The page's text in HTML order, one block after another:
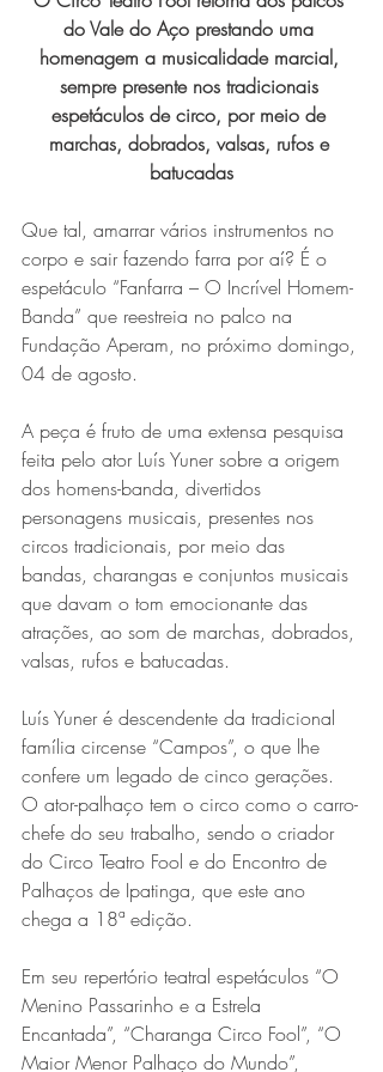
Série MPB abre temporada de
shows em Ipatinga com Flávio
Venturini
do Vale do Aço prestando uma
homenagem a musicalidade marcial,
sempre presente nos tradicionais
espetáculos de circo, por meio de
marchas, dobrados, valsas, rufos e
batucadas
Que tal, amarrar vários instrumentos no
corpo e sair fazendo farra por aí? É o
espetáculo “Fanfarra – O Incrível Homem-
Banda” que reestreia no palco na
Fundação Aperam, no próximo domingo,
04 de agosto.
A peça é fruto de uma extensa pesquisa
feita pelo ator Luís Yuner sobre a origem
dos homens-banda, divertidos
personagens musicais, presentes nos
circos tradicionais, por meio das
bandas, charangas e conjuntos musicais
que davam o tom emocionante das
atrações, ao som de marchas, dobrados,
valsas, rufos e batucadas.
Luís Yuner é descendente da tradicional
família circense “Campos”, o que lhe
confere um legado de cinco gerações.
O ator-palhaço tem o circo como o carro-
chefe do seu trabalho, sendo o criador
do Circo Teatro Fool e do Encontro de
Palhaços de Ipatinga, que este ano
chega a 18ª edição.
Em seu repertório teatral espetáculos “O
Menino Passarinho e a Estrela
Encantada”, “Charanga Circo Fool”, “O
Maior Menor Palhaço do Mundo”,